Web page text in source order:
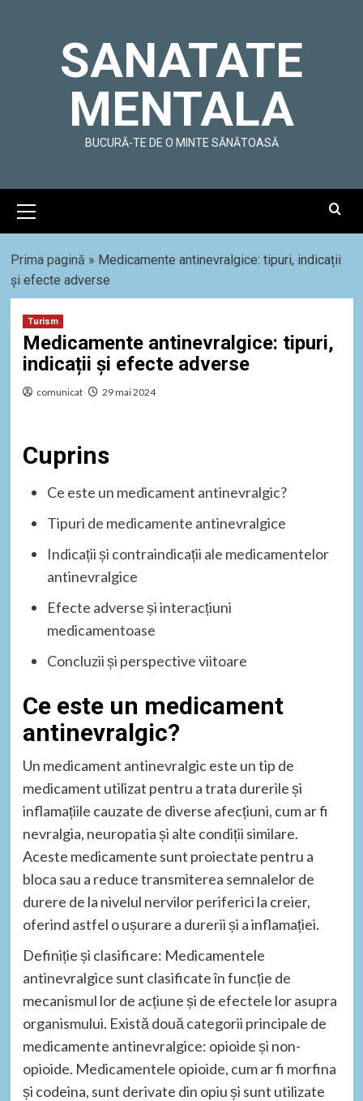
SANATATE
MENTALA
BUCURĂ-TE DE O MINTE SĂNĂTOASĂ
Menu
Prima pagină » Medicamente antinevralgice: tipuri, indicații
și efecte adverse
Turism
Medicamente antinevralgice: tipuri,
indicații și efecte adverse
comunicat 29 mai 2024
Cuprins
Ce este un medicament antinevralgic?
Tipuri de medicamente antinevralgice
Indicații și contraindicații ale medicamentelor
antinevralgice
Efecte adverse și interacțiuni
medicamentoase
Concluzii și perspective viitoare
Ce este un medicament
antinevralgic?
Un medicament antinevralgic este un tip de
medicament utilizat pentru a trata durerile și
inflamațiile cauzate de diverse afecțiuni, cum ar fi
nevralgia, neuropatia și alte condiții similare.
Aceste medicamente sunt proiectate pentru a
bloca sau a reduce transmiterea semnalelor de
durere de la nivelul nervilor periferici la creier,
oferind astfel o ușurare a durerii și a inflamației.
Definiție și clasificare: Medicamentele
antinevralgice sunt clasificate în funcție de
mecanismul lor de acțiune și de efectele lor asupra
organismului. Există două categorii principale de
medicamente antinevralgice: opioide și non-
opioide. Medicamentele opioide, cum ar fi morfina
și codeina, sunt derivate din opiu și sunt utilizate